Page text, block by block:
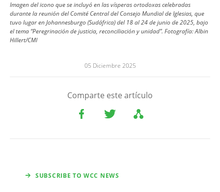
Imagen del icono que se incluyó en las vísperas ortodoxas celebradas
durante la reunión del Comité Central del Consejo Mundial de Iglesias, que
tuvo lugar en Johannesburgo (Sudáfrica) del 18 al 24 de junio de 2025, bajo
el tema “Peregrinación de justicia, reconciliación y unidad”. Fotografía:Albin
Hillert/CMI
05 Diciembre 2025
Comparte este artículo
SUBSCRIBE TO WCC NEWS